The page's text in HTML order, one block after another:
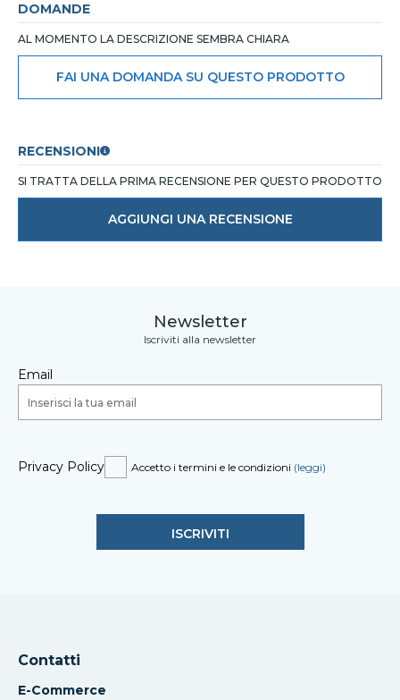
DOMANDE
AL MOMENTO LA DESCRIZIONE SEMBRA CHIARA
FAI UNA DOMANDA SU QUESTO PRODOTTO
RECENSIONI
SI TRATTA DELLA PRIMA RECENSIONE PER QUESTO PRODOTTO
AGGIUNGI UNA RECENSIONE
Newsletter
Iscriviti alla newsletter
Email
Privacy Policy Accetto i termini e le condizioni (leggi)
Contatti
E-Commerce